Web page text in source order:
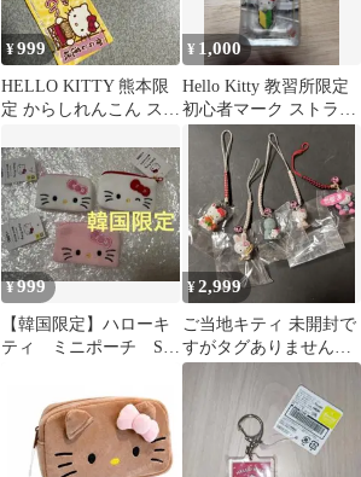
¥999
HELLO KITTY 熊本限
定 からしれんこん スト
¥ 1,000
Hello Kitty 教習所限定
初心者マーク ストラッ
¥999
【韓国限定】ハローキ
ティ ミニポーチ S 3
ース 人気商品
¥2,999
ご当地キティ 未開封で
すがタグありませんセ
ット